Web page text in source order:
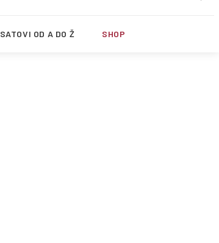
SATOVI OD A DO Ž SHOP